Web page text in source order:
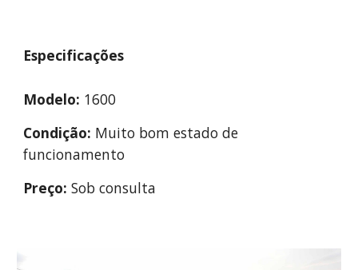
Especificações
Modelo: 1600
Condição: Muito bom estado de
funcionamento
Preço: Sob consulta